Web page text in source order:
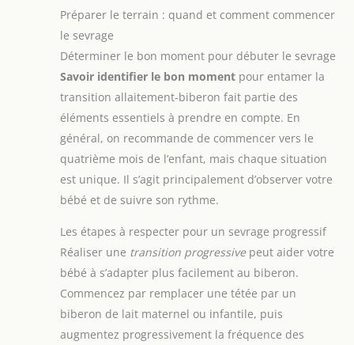
Préparer le terrain : quand et comment commencer
le sevrage
Déterminer le bon moment pour débuter le sevrage
Savoir identifier le bon moment pour entamer la
transition allaitement-biberon fait partie des
éléments essentiels à prendre en compte. En
général, on recommande de commencer vers le
quatrième mois de l’enfant, mais chaque situation
est unique. Il s’agit principalement d’observer votre
bébé et de suivre son rythme.
Les étapes à respecter pour un sevrage progressif
Réaliser une transition progressivepeut aider votre
bébé à s’adapter plus facilement au biberon.
Commencez par remplacer une tétée par un
biberon de lait maternel ou infantile, puis
augmentez progressivement la fréquence des